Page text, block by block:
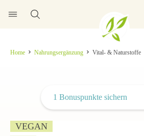
Home Nahrungsergänzung Vital- & Naturstoffe
VEGAN
1 Bonuspunkte sichern